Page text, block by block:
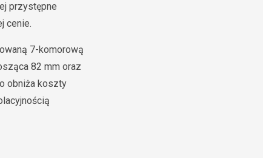
przystępne
cenie.
7-komorową
82 mm oraz
obniża koszty